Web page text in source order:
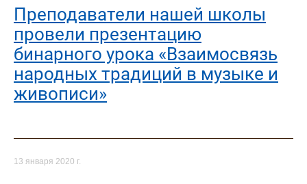
Преподаватели нашей школы
провели презентацию
бинарного урока «Взаимосвязь
народных традиций в музыке и
живописи»
13 января 2020 г.